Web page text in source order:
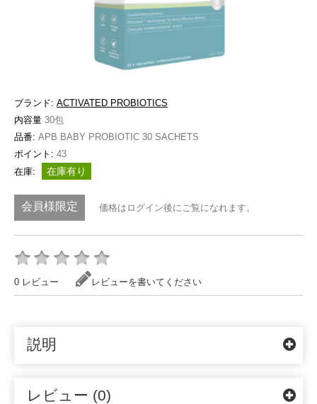
ブランド: ACTIVATED PROBIOTICS
内容量 30包
品番: APB BABY PROBIOTIC 30 SACHETS
ポイント: 43
在庫:
在庫有り
会員様限定 価格はログイン後にご覧になれます。
0 レビュー レビューを書いてください
説明
レビュー (0)